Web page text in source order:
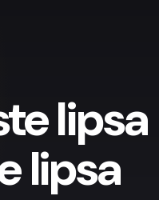
lipsa
lipsa